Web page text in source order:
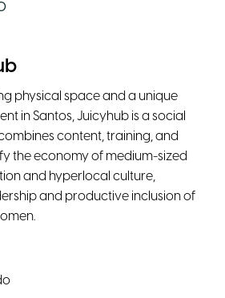
physical space and a unique
in Santos, Juicyhub is a social
content, training, and
the economy of medium-sized
and hyperlocal culture,
and productive inclusion of